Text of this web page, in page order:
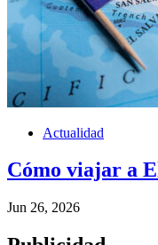
Actualidad
Cómo viajar a
Jun 26, 2026